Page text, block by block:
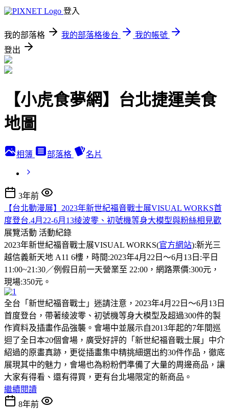
登入
我的部落格 我的部落格後台
我的帳號
登出
【小虎食夢網】台北捷運美食
地圖
相簿 部落格 名片
3年前
【台北動漫展】2023年新世紀福音戰士展VISUAL WORKS首
度登台.4月22-6月13绫波零、初號機等身大模型與粉絲相見歡
展覽活動 活動紀錄
2023年新世紀福音戰士展VISUAL WORKS(官方網站):新光三
越信義新天地 A11 6樓，時間:2023年4月22日～6月13日:平日
11:00~21:30／例假日前一天營業至 22:00，網路票價:300元，
現場:350元。
全台「新世紀福音戰士」迷請注意，2023年4月22日～6月13日
首度登台，帶著绫波零、初號機等身大模型及超過300件的製
作資料及插畫作品強襲。會場中並展示自2013年起的7年間巡
迴了全日本20個會場，廣受好評的「新世紀福音戰士展」中介
紹過的原畫真跡，更從插畫集中精挑細選出約30件作品，徹底
展現其中的魅力，會場也為粉粉們準備了大量的周邊商品，讓
大家有得看、還有得買，更有台北場限定的新商品。
繼續閱讀
8年前